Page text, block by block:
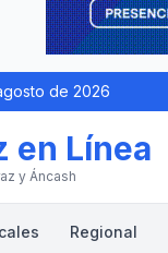
de 2026
en Línea
y Áncash
Regional